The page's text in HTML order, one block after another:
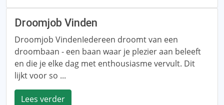
Droomjob Vinden
Droomjob VindenIedereen droomt van een
droombaan - een baan waar je plezier aan beleeft
en die je elke dag met enthousiasme vervult. Dit
lijkt voor so ...
Lees verder